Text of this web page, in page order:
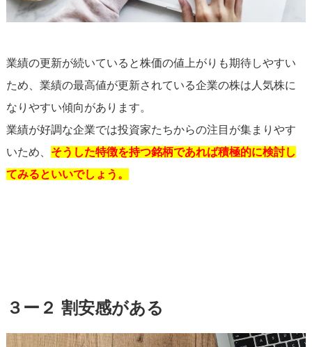
業績の更新が続いていると株価の値上がりも期待しやすい
ため、業績の最高値が更新されている企業の株は人気株に
なりやすい傾向があります。
業績が好調な企業では投資家たちからの注目が集まりやす
いため、 そうした特徴を持つ銘柄であれば積極的に検討し
てみるといいでしょう。
３ー２ 割安感がある